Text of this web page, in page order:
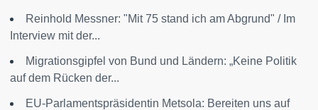
Reinhold Messner: "Mit 75 stand ich am Abgrund" / Im
Interview mit der...
Migrationsgipfel von Bund und Ländern: „Keine Politik
auf dem Rücken der...
EU-Parlamentspräsidentin Metsola: Bereiten uns auf